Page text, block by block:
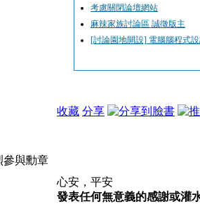
考慮關閉論壇網站
麻辣家族討論區 誠徵版主
[討論園地開設] 電腦腦程式
收藏 分享
心安，平安
發表任何無意義的感謝或灌